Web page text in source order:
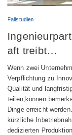
Fallstudien
aft treibt
erfolgreichen
der
n voran
Wenn zwei
Verpflichtung zu
Qualität und
teilen,können
Dinge erreicht
kürzliche
dedizierten